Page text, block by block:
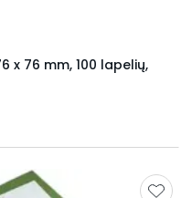
x 76 mm, 100 lapelių,